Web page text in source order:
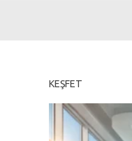
KEŞFET